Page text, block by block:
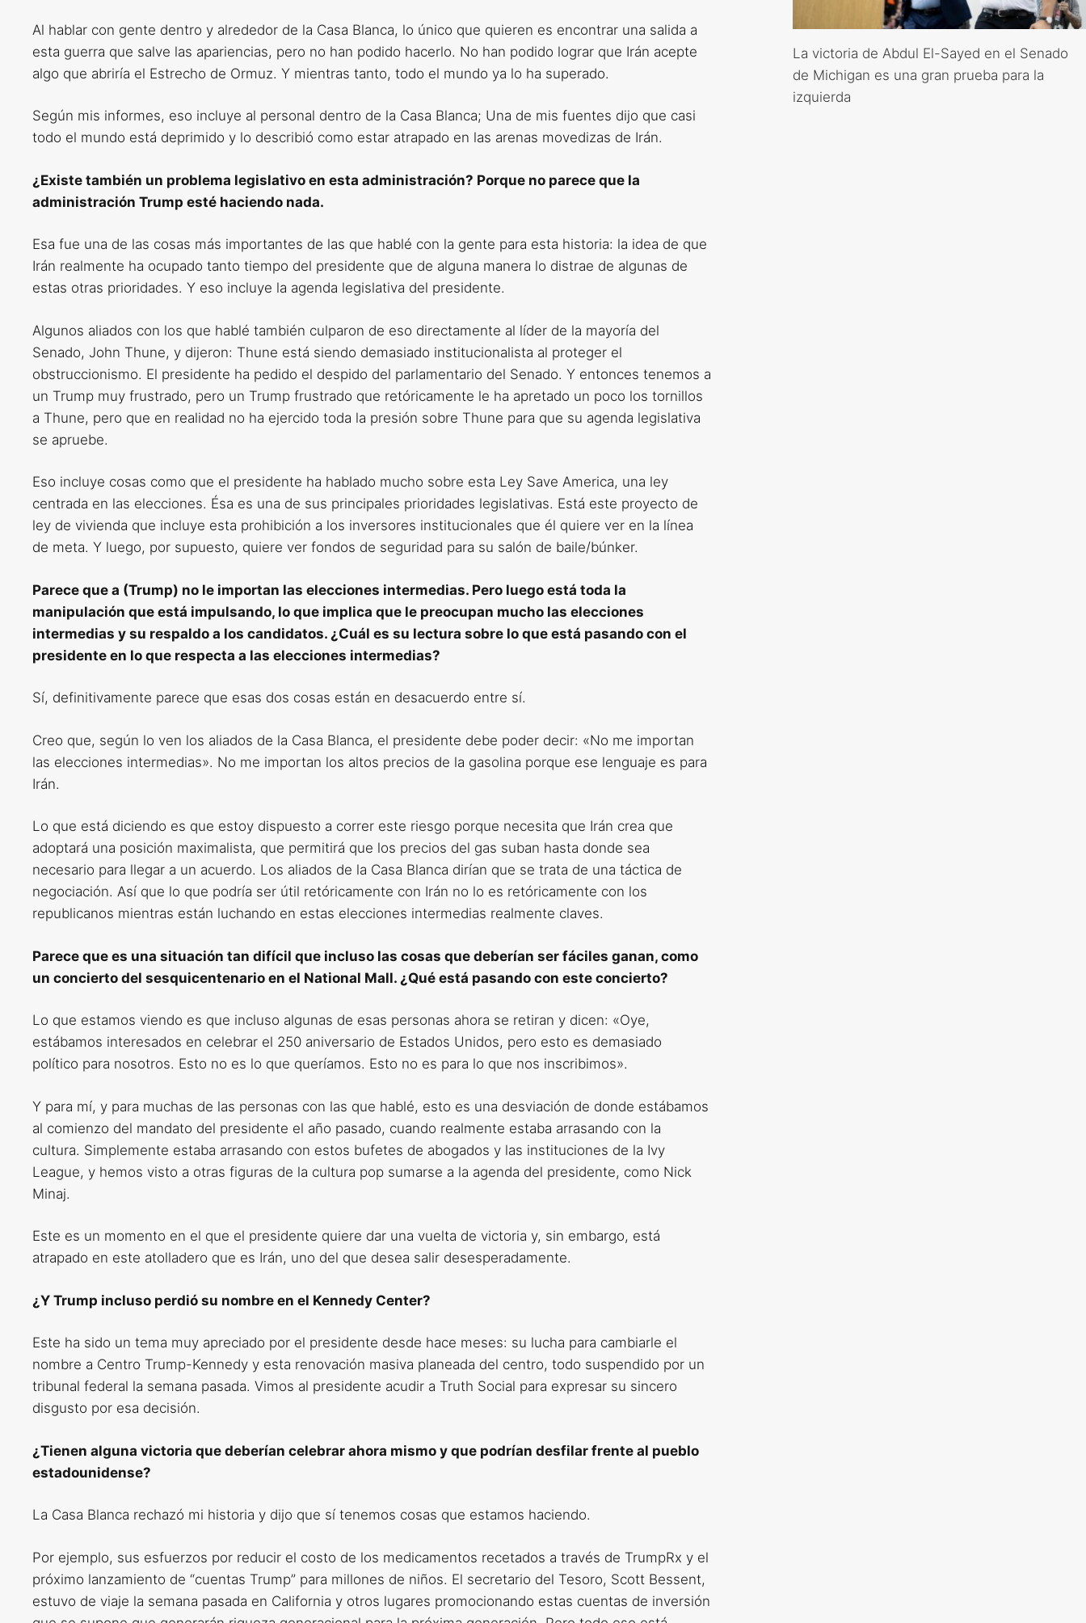
Al hablar con gente dentro y alrededor de la Casa Blanca, lo único que quieren es encontrar una salida a
esta guerra que salve las apariencias, pero no han podido hacerlo. No han podido lograr que Irán acepte
algo que abriría el Estrecho de Ormuz. Y mientras tanto, todo el mundo ya lo ha superado.
Según mis informes, eso incluye al personal dentro de la Casa Blanca; Una de mis fuentes dijo que casi
todo el mundo está deprimido y lo describió como estar atrapado en las arenas movedizas de Irán.
¿Existe también un problema legislativo en esta administración? Porque no parece que la
administración Trump esté haciendo nada.
Esa fue una de las cosas más importantes de las que hablé con la gente para esta historia: la idea de que
Irán realmente ha ocupado tanto tiempo del presidente que de alguna manera lo distrae de algunas de
estas otras prioridades. Y eso incluye la agenda legislativa del presidente.
Algunos aliados con los que hablé también culparon de eso directamente al líder de la mayoría del
Senado, John Thune, y dijeron: Thune está siendo demasiado institucionalista al proteger el
obstruccionismo. El presidente ha pedido el despido del parlamentario del Senado. Y entonces tenemos a
un Trump muy frustrado, pero un Trump frustrado que retóricamente le ha apretado un poco los tornillos
a Thune, pero que en realidad no ha ejercido toda la presión sobre Thune para que su agenda legislativa
se apruebe.
Eso incluye cosas como que el presidente ha hablado mucho sobre esta Ley Save America, una ley
centrada en las elecciones. Ésa es una de sus principales prioridades legislativas. Está este proyecto de
ley de vivienda que incluye esta prohibición a los inversores institucionales que él quiere ver en la línea
de meta. Y luego, por supuesto, quiere ver fondos de seguridad para su salón de baile/búnker.
Parece que a (Trump) no le importan las elecciones intermedias. Pero luego está toda la
manipulación que está impulsando, lo que implica que le preocupan mucho las elecciones
intermedias y su respaldo a los candidatos. ¿Cuál es su lectura sobre lo que está pasando con el
presidente en lo que respecta a las elecciones intermedias?
Sí, definitivamente parece que esas dos cosas están en desacuerdo entre sí.
Creo que, según lo ven los aliados de la Casa Blanca, el presidente debe poder decir: «No me importan
las elecciones intermedias». No me importan los altos precios de la gasolina porque ese lenguaje es para
Irán.
Lo que está diciendo es que estoy dispuesto a correr este riesgo porque necesita que Irán crea que
adoptará una posición maximalista, que permitirá que los precios del gas suban hasta donde sea
necesario para llegar a un acuerdo. Los aliados de la Casa Blanca dirían que se trata de una táctica de
negociación. Así que lo que podría ser útil retóricamente con Irán no lo es retóricamente con los
republicanos mientras están luchando en estas elecciones intermedias realmente claves.
Parece que es una situación tan difícil que incluso las cosas que deberían ser fáciles ganan, como
un concierto del sesquicentenario en el National Mall. ¿Qué está pasando con este concierto?
Lo que estamos viendo es que incluso algunas de esas personas ahora se retiran y dicen: «Oye,
estábamos interesados ​​en celebrar el 250 aniversario de Estados Unidos, pero esto es demasiado
político para nosotros. Esto no es lo que queríamos. Esto no es para lo que nos inscribimos».
Y para mí, y para muchas de las personas con las que hablé, esto es una desviación de donde estábamos
al comienzo del mandato del presidente el año pasado, cuando realmente estaba arrasando con la
cultura. Simplemente estaba arrasando con estos bufetes de abogados y las instituciones de la Ivy
League, y hemos visto a otras figuras de la cultura pop sumarse a la agenda del presidente, como Nick
Minaj.
Este es un momento en el que el presidente quiere dar una vuelta de victoria y, sin embargo, está
atrapado en este atolladero que es Irán, uno del que desea salir desesperadamente.
¿Y Trump incluso perdió su nombre en el Kennedy Center?
Este ha sido un tema muy apreciado por el presidente desde hace meses: su lucha para cambiarle el
nombre a Centro Trump-Kennedy y esta renovación masiva planeada del centro, todo suspendido por un
tribunal federal la semana pasada. Vimos al presidente acudir a Truth Social para expresar su sincero
disgusto por esa decisión.
¿Tienen alguna victoria que deberían celebrar ahora mismo y que podrían desfilar frente al pueblo
estadounidense?
La Casa Blanca rechazó mi historia y dijo que sí tenemos cosas que estamos haciendo.
Por ejemplo, sus esfuerzos por reducir el costo de los medicamentos recetados a través de TrumpRx y el
próximo lanzamiento de “cuentas Trump” para millones de niños. El secretario del Tesoro, Scott Bessent,
estuvo de viaje la semana pasada en California y otros lugares promocionando estas cuentas de inversión
La victoria de Abdul El-Sayed en el Senado
de Michigan es una gran prueba para la
izquierda